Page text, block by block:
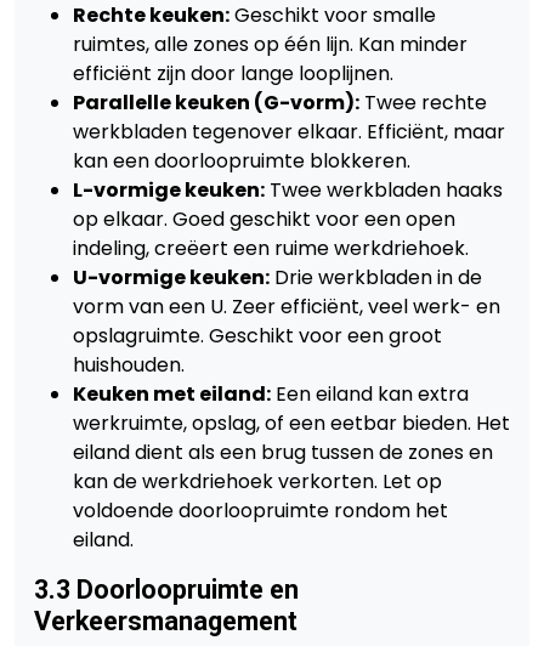
Rechte keuken:Geschikt voor smalle
ruimtes, alle zones op één lijn. Kan minder
efficiënt zijn door lange looplijnen.
Parallelle keuken (G-vorm): Twee rechte
werkbladen tegenover elkaar. Efficiënt, maar
kan een doorloopruimte blokkeren.
L-vormige keuken: Twee werkbladen haaks
op elkaar. Goed geschikt voor een open
indeling, creëert een ruime werkdriehoek.
U-vormige keuken: Drie werkbladen in de
vorm van een U. Zeer efficiënt, veel werk- en
opslagruimte. Geschikt voor een groot
huishouden.
Keuken met eiland: Een eiland kan extra
werkruimte, opslag, of een eetbar bieden. Het
eiland dient als een brug tussen de zones en
kan de werkdriehoek verkorten. Let op
voldoende doorloopruimte rondom het
eiland.
3.3 Doorloopruimte en
Verkeersmanagement